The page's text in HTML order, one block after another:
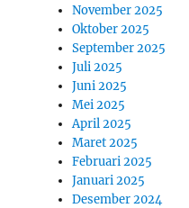
November 2025
Oktober 2025
September 2025
Juli 2025
Juni 2025
Mei 2025
April 2025
Maret 2025
Februari 2025
Januari 2025
Desember 2024